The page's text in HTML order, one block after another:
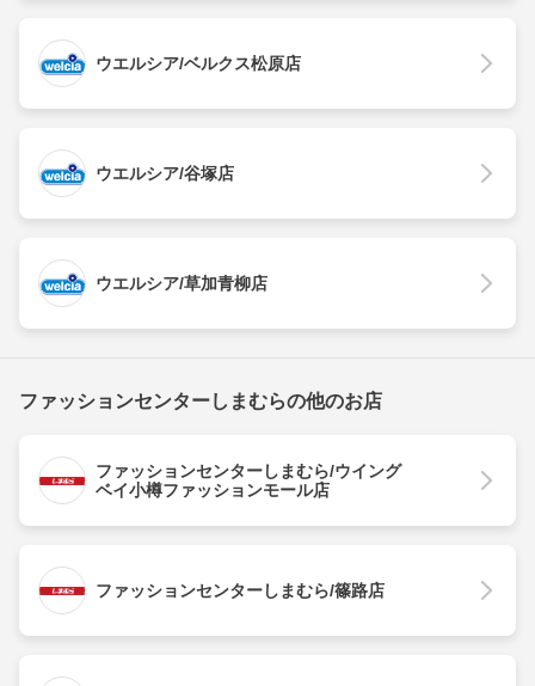
ウエルシア/ベルクス松原店
ウエルシア/谷塚店
ウエルシア/草加青柳店
ファッションセンターしまむらの他のお店
ファッションセンターしまむら/ウイング
ベイ小樽ファッションモール店
ファッションセンターしまむら/篠路店